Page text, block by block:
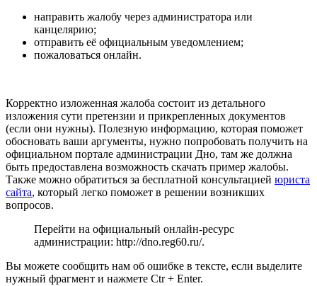
направить жалобу через администратора или
канцелярию;
отправить её официальным уведомлением;
пожаловаться онлайн.
Корректно изложенная жалоба состоит из детального
изложения сути претензии и прикрепленных документов
(если они нужны). Полезную информацию, которая поможет
обосновать ваши аргументы, нужно попробовать получить на
официальном портале администрации Дно, там же должна
быть предоставлена возможность скачать пример жалобы.
Также можно обратиться за бесплатной консультацией юриста
сайта, который легко поможет в решении возникших
вопросов.
Перейти на официальный онлайн-ресурс
администрации: http://dno.reg60.ru/.
Вы можете сообщить нам об ошибке в тексте, если выделите
нужный фрагмент и нажмете Ctr + Enter.